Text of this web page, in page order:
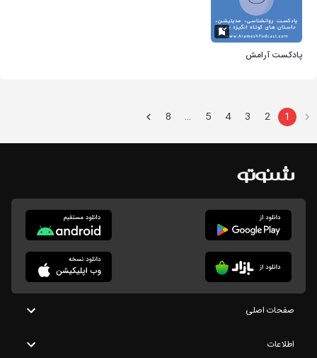
پادکست آرامش
1
2
3
4
5
…
8
صفحات اصلی
اطلاعات